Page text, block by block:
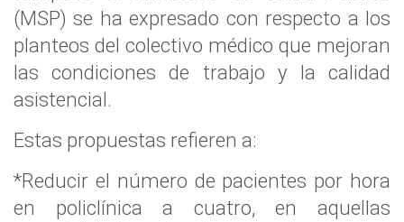
(MSP) se ha expresado con respecto a los
planteos del colectivo médico que mejoran
las condiciones de trabajo y la calidad
asistencial.
Estas propuestas refieren a:
*Reducir el número de pacientes por hora
en policlínica a cuatro, en aquellas